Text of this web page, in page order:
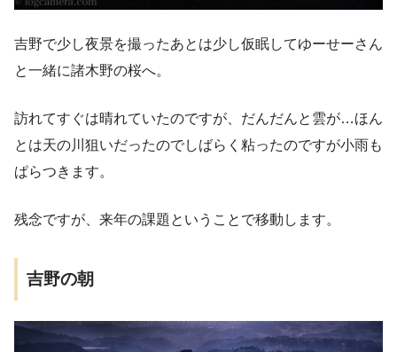
吉野で少し夜景を撮ったあとは少し仮眠してゆーせーさん
と一緒に諸木野の桜へ。
訪れてすぐは晴れていたのですが、だんだんと雲が…ほん
とは天の川狙いだったのでしばらく粘ったのですが小雨も
ぱらつきます。
残念ですが、来年の課題ということで移動します。
吉野の朝